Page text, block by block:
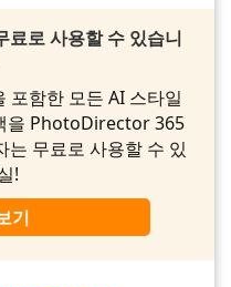
료로 사용할 수 있습니
포함한 모든 AI 스타일
을 PhotoDirector 365
무료로 사용할 수 있
!
기